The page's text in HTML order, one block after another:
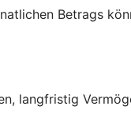
Betrags
langfristig